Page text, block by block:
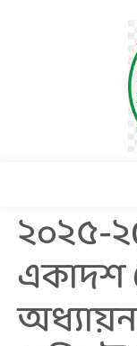
২০২৫-
একাদশ